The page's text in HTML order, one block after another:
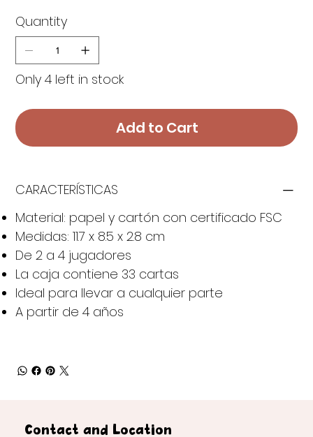
Quantity
Only 4 left in stock
Add to Cart
CARACTERÍSTICAS
Material: papel y cartón con certificado FSC
Medidas: 11.7 x 8.5 x 2.8 cm
De 2 a 4 jugadores
La caja contiene 33 cartas
Ideal para llevar a cualquier parte
A partir de 4 años
Contact and Location